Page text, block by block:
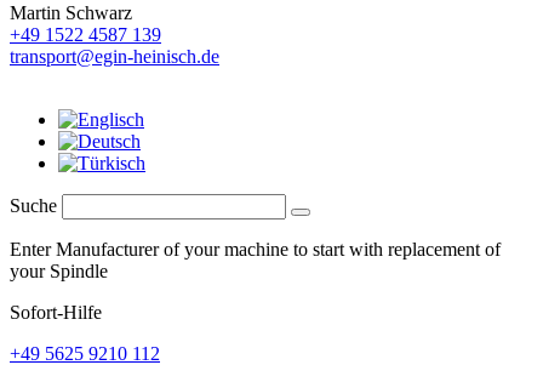
Martin Schwarz
+49 1522 4587 139
transport@egin-heinisch.de
Suche
Enter Manufacturer of your machine to start with replacement of
your Spindle
Sofort-Hilfe
+49 5625 9210 112